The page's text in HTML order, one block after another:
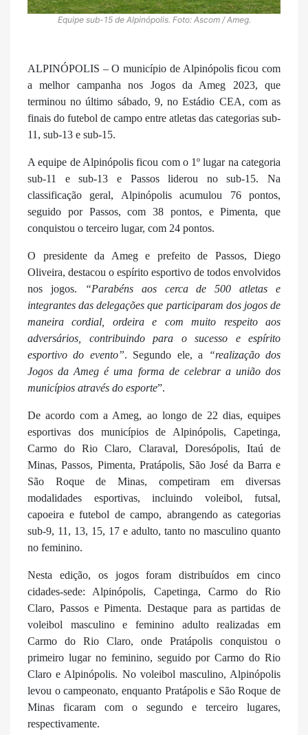
Equipe sub-15 de Alpinópolis. Foto: Ascom / Ameg.
ALPINÓPOLIS – O município de Alpinópolis ficou com
a melhor campanha nos Jogos da Ameg 2023, que
terminou no último sábado, 9, no Estádio CEA, com as
finais do futebol de campo entre atletas das categorias sub-
11, sub-13 e sub-15.
A equipe de Alpinópolis ficou com o 1º lugar na categoria
sub-11 e sub-13 e Passos liderou no sub-15. Na
classificação geral, Alpinópolis acumulou 76 pontos,
seguido por Passos, com 38 pontos, e Pimenta, que
conquistou o terceiro lugar, com 24 pontos.
O presidente da Ameg e prefeito de Passos, Diego
Oliveira, destacou o espírito esportivo de todos envolvidos
nos jogos.
“Parabéns aos cerca de 500 atletas e
integrantes das delegações que participaram dos jogos de
maneira cordial, ordeira e com muito respeito aos
adversários, contribuindo para o sucesso e espírito
esportivo do evento”. Segundo ele, a
“realização dos
Jogos da Ameg é uma forma de celebrar a união dos
municípios através do esporte”.
De acordo com a Ameg, ao longo de 22 dias, equipes
esportivas dos municípios de Alpinópolis, Capetinga,
Carmo do Rio Claro, Claraval, Doresópolis, Itaú de
Minas, Passos, Pimenta, Pratápolis, São José da Barra e
São Roque de Minas, competiram em diversas
modalidades esportivas, incluindo voleibol, futsal,
capoeira e futebol de campo, abrangendo as categorias
sub-9, 11, 13, 15, 17 e adulto, tanto no masculino quanto
no feminino.
Nesta edição, os jogos foram distribuídos em cinco
cidades-sede: Alpinópolis, Capetinga, Carmo do Rio
Claro, Passos e Pimenta. Destaque para as partidas de
voleibol masculino e feminino adulto realizadas em
Carmo do Rio Claro, onde Pratápolis conquistou o
primeiro lugar no feminino, seguido por Carmo do Rio
Claro e Alpinópolis. No voleibol masculino, Alpinópolis
levou o campeonato, enquanto Pratápolis e São Roque de
Minas ficaram com o segundo e terceiro lugares,
respectivamente.